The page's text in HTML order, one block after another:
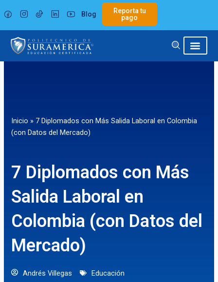
al
contenido
Blog
Reporta tu
pago
Inicio » 7 Diplomados con Más Salida Laboral en Colombia
(con Datos del Mercado)
7 Diplomados con Más
Salida Laboral en
Colombia (con Datos del
Mercado)
Andrés Villegas Educación